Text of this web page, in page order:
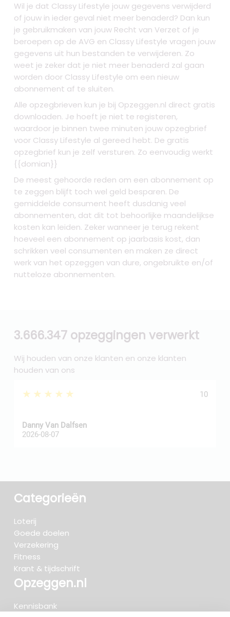
Wil je dat Classy Lifestyle jouw gegevens verwijderd
of jouw in ieder geval niet meer benaderd? Dan kun
je gebruikmaken van jouw Recht van Verzet of je
beroepen op de AVG en Classy Lifestyle vragen jouw
gegevens uit hun bestanden te verwijderen. Zo
weet je zeker dat je niet meer benaderd zal gaan
worden door Classy Lifestyle om een nieuw
abonnement af te sluiten.
Alle opzegbrieven kun je bij Opzeggen.nl direct gratis
downloaden. Je hoeft je niet te registeren,
waardoor je binnen twee minuten jouw opzegbrief
voor Classy Lifestyle al gereed hebt. De gratis
opzegbrief kun je zelf versturen. Zo eenvoudig werkt
{{domian}}
De meest gehoorde reden om een abonnement op
te zeggen blijft toch wel geld besparen. De
gemiddelde consument heeft dusdanig veel
abonnementen, dat dit tot behoorlijke maandelijkse
kosten kan leiden. Zeker wanneer je terug rekent
hoeveel een abonnement op jaarbasis kost, dan
schrikken veel consumenten en maken ze direct
werk van het opzeggen van dure, ongebruikte en/of
nutteloze abonnementen.
3.666.347 opzeggingen verwerkt
Wij houden van onze klanten en onze klanten
houden van ons
★★★★★ 10
Danny Van Dalfsen
2026-08-07
Categorieën
Loterij
Goede doelen
Verzekering
Fitness
Krant & tijdschrift
Opzeggen.nl
Kennisbank